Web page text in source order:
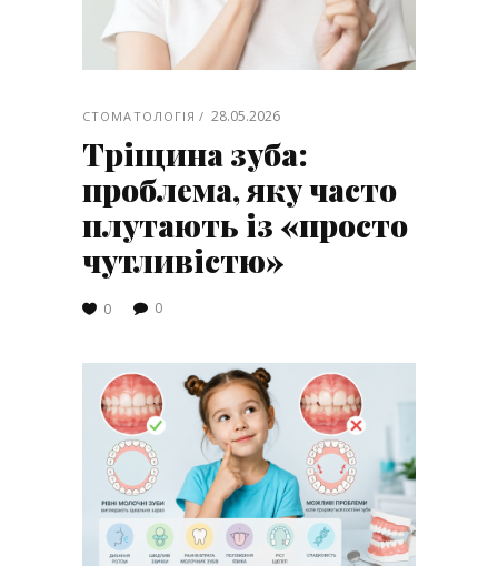
СТОМАТОЛОГІЯ 28.05.2026
Тріщина зуба:
проблема, яку часто
плутають із «просто
чутливістю»
0 0